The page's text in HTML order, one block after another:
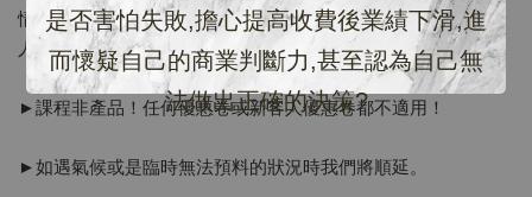
是否害怕失敗,擔心提高收費後業績下滑,進
而懷疑自己的商業判斷力,甚至認為自己無
法做出正確的決策?
情人、閨蜜、任何有異味的食物（您報名一人，只能入場一
人，麻豆可在巷口對面異人咖啡等待）謝謝配合！
►課程非產品！任何優惠卷或新客人優惠卷都不適用！
►如遇氣候或是臨時無法預料的狀況時我們將順延。